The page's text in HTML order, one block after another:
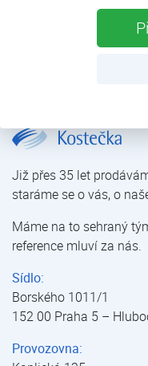
Nástěnné klimatizace
Jedna split nástěnná
montáž bez velkých
Již přes 35 let
staráme se o vás, o
Máme na to sehraný
reference mluví za nás.
Sídlo:
Borského 1011/1
152 00 Praha 5 –
Provozovna: